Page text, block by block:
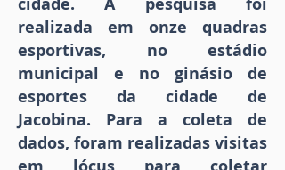
realizada em onze quadras
esportivas, no estádio
municipal e no ginásio de
esportes da cidade de
Jacobina. Para a coleta de
dados, foram realizadas visitas